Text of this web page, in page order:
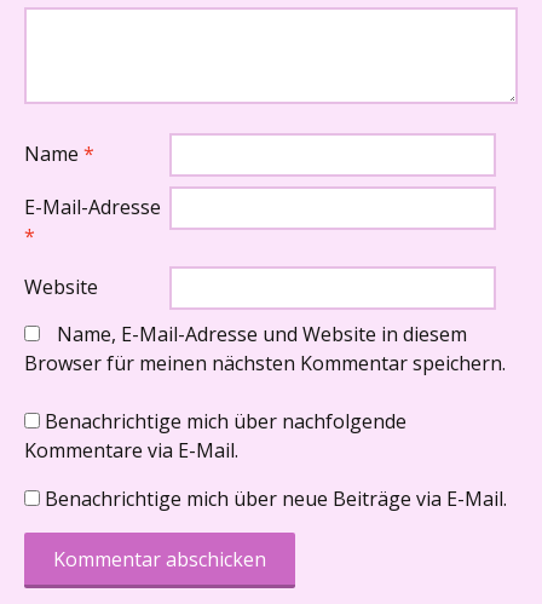
Name *
E-Mail-Adresse
*
Website
Name, E-Mail-Adresse und Website in diesem
Browser für meinen nächsten Kommentar speichern.
Benachrichtige mich über nachfolgende
Kommentare via E-Mail.
Benachrichtige mich über neue Beiträge via E-Mail.